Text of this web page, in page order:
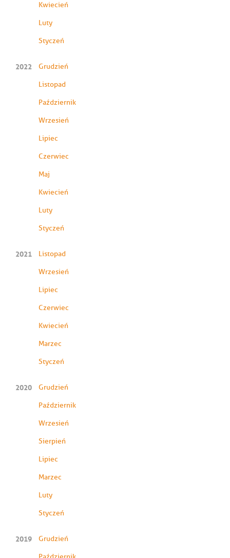
Kwiecień
Luty
Styczeń
2022 Grudzień
Listopad
Październik
Wrzesień
Lipiec
Czerwiec
Maj
Kwiecień
Luty
Styczeń
2021 Listopad
Wrzesień
Lipiec
Czerwiec
Kwiecień
Marzec
Styczeń
2020 Grudzień
Październik
Wrzesień
Sierpień
Lipiec
Marzec
Luty
Styczeń
2019 Grudzień